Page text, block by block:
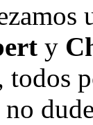
y
todos